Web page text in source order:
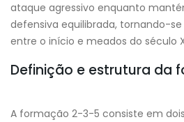
ataque agressivo enquanto
defensiva equilibrada, tornando-
entre o início e meados do século
Definição e estrutura da
A formação 2-3-5 consiste em